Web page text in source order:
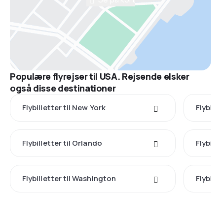
Populære flyrejser til USA. Rejsende elsker
også disse destinationer
Flybilletter til New York
Flybilletter til Orlando
Flybilletter til Washington